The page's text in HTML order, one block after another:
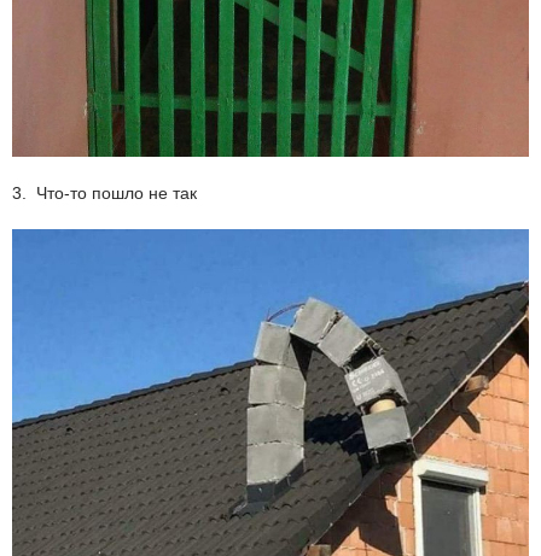
3. Что-то пошло не так